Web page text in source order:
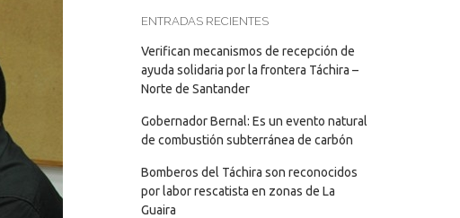
ENTRADAS RECIENTES
Verifican mecanismos de recepción de
ayuda solidaria por la frontera Táchira –
Norte de Santander
Gobernador Bernal: Es un evento natural
de combustión subterránea de carbón
Bomberos del Táchira son reconocidos
por labor rescatista en zonas de La
Guaira